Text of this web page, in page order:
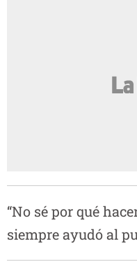
“No sé por qué
siempre ayudó al